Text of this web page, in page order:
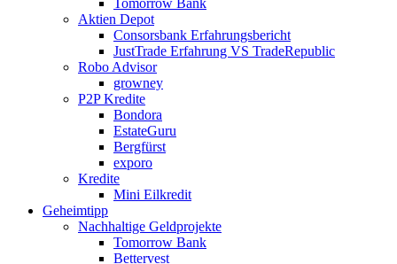
Tomorrow Bank
Aktien Depot
Consorsbank Erfahrungsbericht
JustTrade Erfahrung VS TradeRepublic
Robo Advisor
growney
P2P Kredite
Bondora
EstateGuru
Bergfürst
exporo
Kredite
Mini Eilkredit
Geheimtipp
Nachhaltige Geldprojekte
Tomorrow Bank
Bettervest